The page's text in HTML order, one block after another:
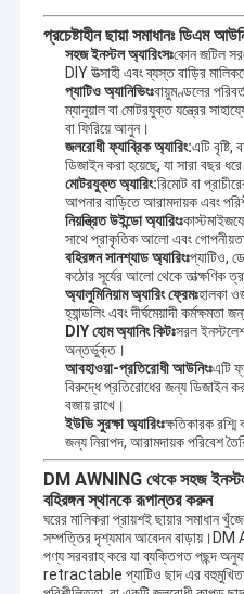
পণ্য
আমাদের সম্বন্ধে
কারখানা পরিদর্শন
গুণমান নিয়ন্ত্রণ
আমাদের সাথে যোগাযোগ
খবর
একটি উদ্ধৃতি অনুরোধ করুন
সরাতে পারা অ্যারিং হার্ডওয়্যার
জলরোধী সরাতে পারা আবরণ
সরাতে পারা উইন্ডো অ্যারিংস
সরাতে পারা ছাদের ছাদ
প্রচেষ্টাহীন ছায়া সমাধানঃ ডিএম
সহজ ইনস্টল অ্যারিংসঃকোন জটিল
DIY উত্সাহী এবং ব্যস্ত বাড়ির
প্যাটিও অ্যানিভিংঃবায়ুমণ্ডলের
ম্যানুয়াল বা মোটরযুক্ত যন্ত্রের
বা ফিরিয়ে আনুন।
জলরোধী ফ্যাব্রিক অ্যারিং:এটি
ডিজাইন করা হয়েছে, যা সারা বছর ধরে
মোটরযুক্ত অ্যারিং:রিমোট বা
আপনার বাড়িতে আরামদায়ক এবং
নিয়ন্ত্রিত উইন্ডো অ্যারিংঃ
সাথে প্রাকৃতিক আলো এবং
বহিরঙ্গন সানশ্যাড অ্যারিংঃপ্যাটিও,
কঠোর সূর্যের আলো থেকে তাত্ক্ষণিক
অ্যালুমিনিয়াম অ্যারিং ফ্রেমঃহালকা
হ্যান্ডলিং এবং দীর্ঘমেয়াদী কর্মক্ষমতা
DIY হোম অ্যানিং কিটঃসরল
অন্তর্ভুক্ত।
আবহাওয়া-প্রতিরোধী আউনিংঃএটি
বিরুদ্ধে প্রতিরোধের জন্য ডিজাইন
বজায় রাখে।
ইউভি সুরক্ষা অ্যারিংঃক্ষতিকারক
জন্য নিরাপদ, আরামদায়ক পরিবেশ
DM AWNING থেকে সহজ ইনস্টল
বহিরঙ্গন স্থানকে রূপান্তর করুন
ঘরের মালিকরা প্রায়শই ছায়ার সমাধান
সম্পত্তির দৃশ্যমান আবেদন বাড়ায়।DM
পণ্য সরবরাহ করে যা ব্যক্তিগত পছন্দ
retractable প্যাটিও ছাদ এর বহুমুখিতা
কোম্পানির প্রোফাইল
ডিএম আউনিং সলিউশন সিও, লিমিটেড
সাথে আউটডোর পণ্যগুলির জন্য পেশাদার
নির্মাতা যা বহিরঙ্গন সানশেল পণ্য
চক্রের মধ্যে বাড়িতে এবং জাহাজে উচ্চ
এর মধ্যে রয়েছে বহিরঙ্গন ছাদ, ছাদ উপাদান,
অ্যালুমিনিয়াম খাদ পণ্য রয়েছে, যেমন টেরেস
শ্যাড,অ্যালুমিনিয়াম খাদ কারপোর্ট, সানরুম,
মানের প্রথম এবং সেবা প্রথম ধারণা মেনে চলার.
নমনীয় ইনস্টলেশন, শক্তিশালী বাতাস
জারা,অ্যান্টি-রেডিয়েশন. উচ্চ মানের সেবা,
ইনস্টলেশন, বিক্রির পর এবং অন্যান্য প্রশ্ন।
আমাদের ডিজাইনিং টেকনিশিয়ান টিমমেটের
জন্য OEM বা ODM পরিষেবা সরবরাহ করতে